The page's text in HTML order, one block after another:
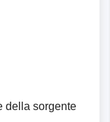
della sorgente